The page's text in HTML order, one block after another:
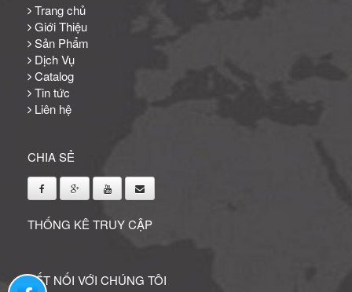
Trang chủ
Giới Thiệu
Sản Phẩm
Dịch Vụ
Catalog
Tin tức
Liên hệ
CHIA SẺ
THỐNG KÊ TRUY CẬP
KẾT NỐI VỚI CHÚNG TÔI